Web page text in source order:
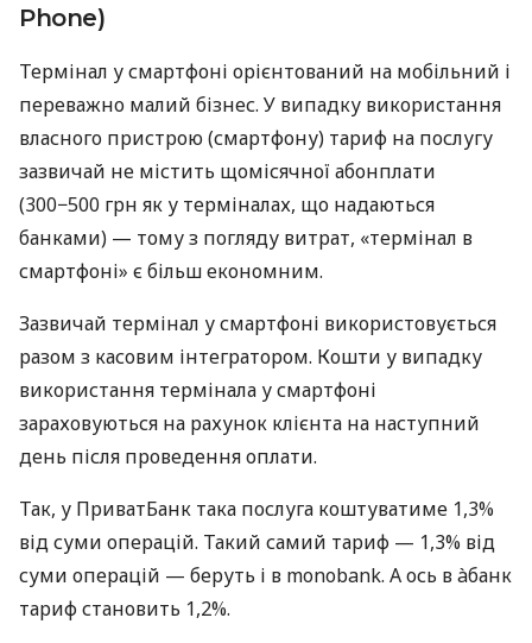
Phone)
Термінал у смартфоні орієнтований на мобільний і
переважно малий бізнес. У випадку використання
власного пристрою (смартфону) тариф на послугу
зазвичай не містить щомісячної абонплати
(300−500 грн як у терміналах, що надаються
банками) — тому з погляду витрат, «термінал в
смартфоні» є більш економним.
Зазвичай термінал у смартфоні використовується
разом з касовим інтегратором. Кошти у випадку
використання термінала у смартфоні
зараховуються на рахунок клієнта на наступний
день після проведення оплати.
Так, у ПриватБанк така послуга коштуватиме 1,3%
від суми операцій. Такий самий тариф — 1,3% від
суми операцій — беруть і в monobank. А ось в àбанк
тариф становить 1,2%.